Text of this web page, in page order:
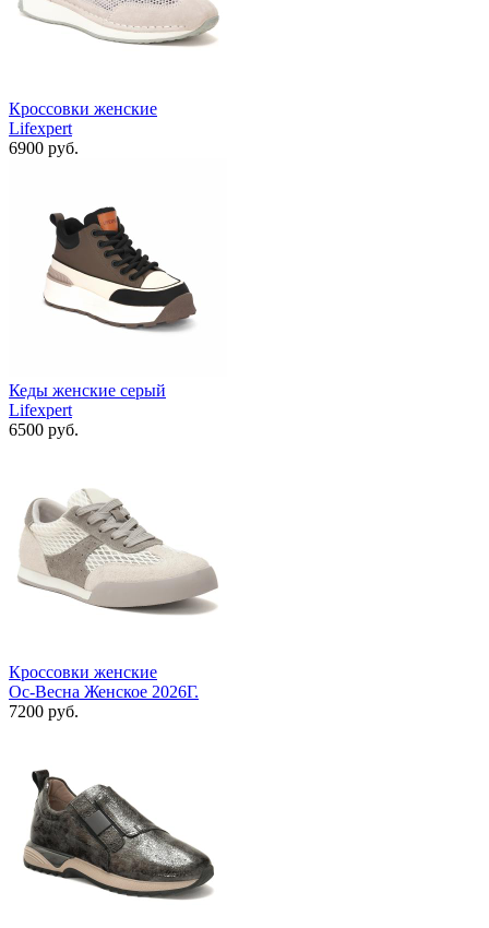
Кроссовки женские
Lifexpert
6900 руб.
Кеды женские серый
Lifexpert
6500 руб.
Кроссовки женские
Ос-Весна Женское 2026Г.
7200 руб.